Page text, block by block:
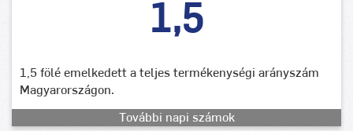
1,5
1,5 fölé emelkedett a teljes termékenységi arányszám
Magyarországon.
További napi számok